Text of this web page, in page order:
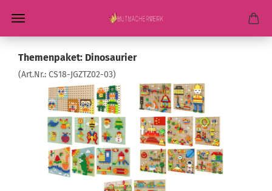
Themenpaket: Dinosaurier
(Art.Nr.: CS18-JGZTZ02-03)